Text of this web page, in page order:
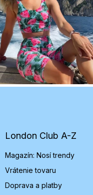
e
London Club A-Z
Magazín: Nosí trendy
Vrátenie tovaru
Doprava a platby